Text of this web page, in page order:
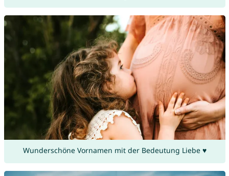
Wunderschöne Vornamen mit der Bedeutung Liebe ♥